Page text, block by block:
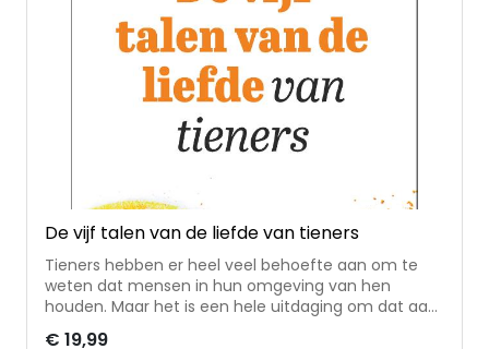
De vijf talen van de liefde van tieners
Tieners hebben er heel veel behoefte aan om te
weten dat mensen in hun omgeving van hen
houden. Maar het is een hele uitdaging om dat aan
€ 19,99